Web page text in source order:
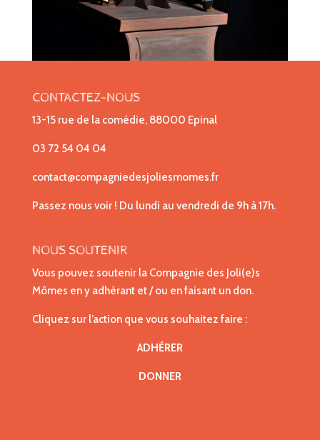
CONTACTEZ-NOUS
13-15 rue de la comédie, 88000 Epinal
03 72 54 04 04
contact@compagniedesjoliesmomes.fr
Passez nous voir ! Du lundi au vendredi de 9h à 17h.
NOUS SOUTENIR
Vous pouvez soutenir la Compagnie des Joli(e)s
Mômes en y adhérant et / ou en faisant un don.
Cliquez sur l’action que vous souhaitez faire :
ADHÉRER
DONNER